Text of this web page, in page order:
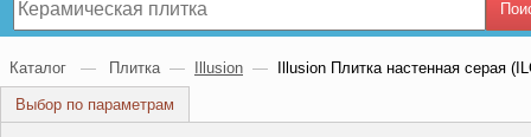
Каталог — Плитка — Illusion — Illusion Плитка настенная серая
Выбор по параметрам